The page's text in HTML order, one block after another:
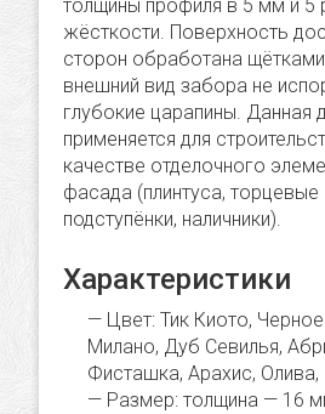
толщины профиля в 5 мм и 5
жёсткости. Поверхность
сторон обработана
внешний вид забора не
глубокие царапины. Данная
применяется для
качестве отделочного
фасада (плинтуса, торцевые
подступёнки, наличники).
Характеристики
Цвет: Тик Киото,
Милано, Дуб Севилья,
Фисташка, Арахис, Олива,
Размер: толщина — 16